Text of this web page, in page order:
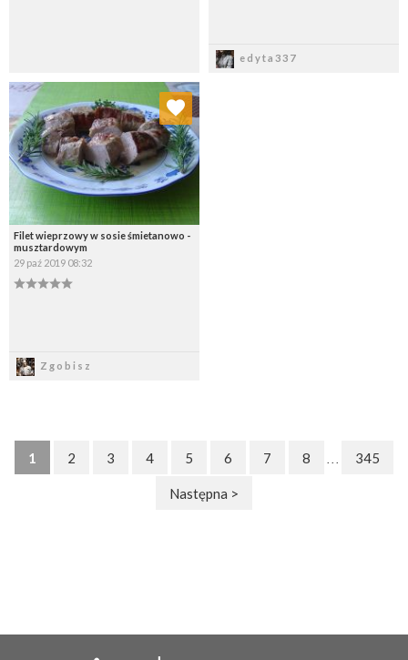
edyta337
Filet wieprzowy w sosie śmietanowo -
musztardowym
29 paź 2019 08:32
Zgobisz
Dodaj do ulubionych
Wybierz listę:
1 2 3 4 5 6 7 8 345
Następna >